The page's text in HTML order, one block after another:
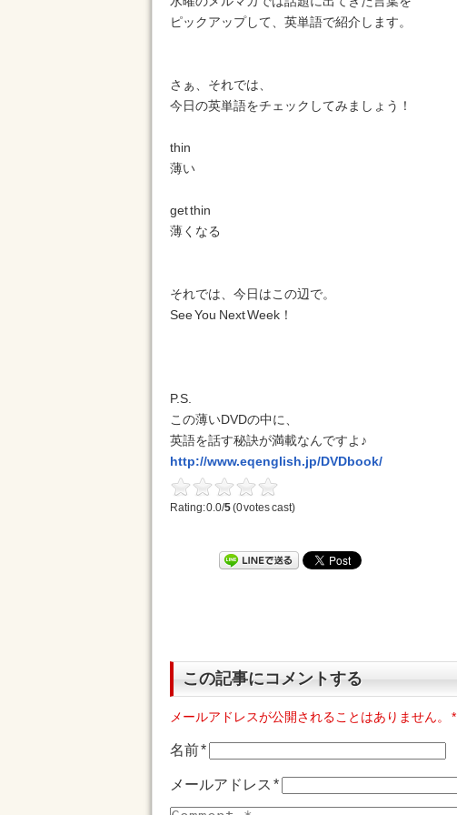
ピックアップして、英単語で紹介します。
さぁ、それでは、
今日の英単語をチェックしてみましょう！
thin
薄い
get thin
薄くなる
それでは、今日はこの辺で。
See You Next Week！
P.S.
この薄いDVDの中に、
英語を話す秘訣が満載なんですよ♪
http://www.eqenglish.jp/DVDbook/
Rating: 0.0/5(0 votes cast)
この記事にコメントする
メールアドレスが公開されることはありません。*
名前*
メールアドレス*